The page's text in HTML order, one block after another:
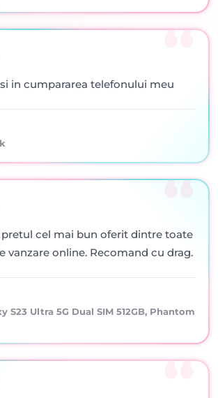
in cumpararea telefonului meu
pretul cel mai bun oferit dintre toate
vanzare online. Recomand cu drag.
S23 Ultra 5G Dual SIM 512GB, Phantom